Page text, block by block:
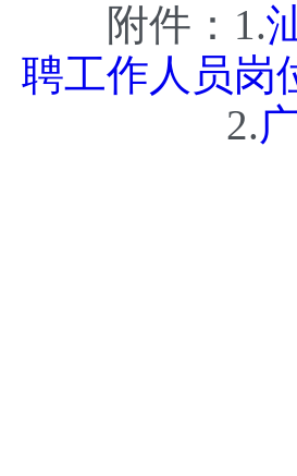
附件：1.
聘工作人员岗
2.